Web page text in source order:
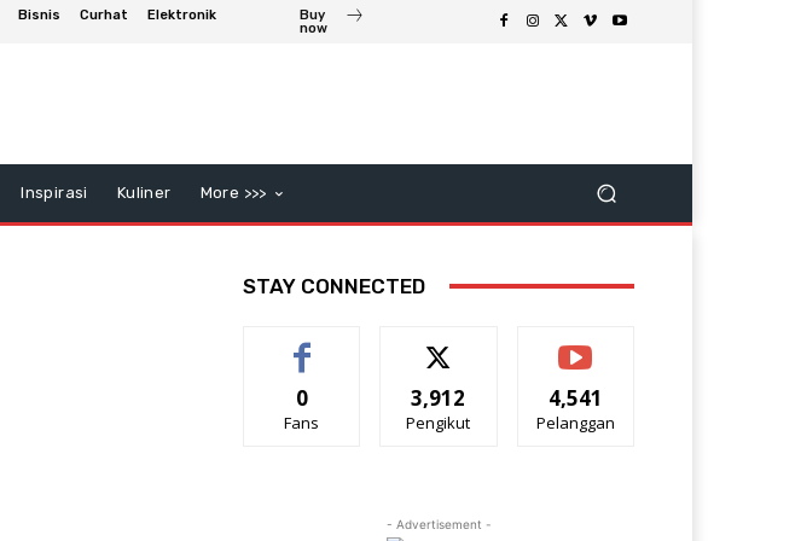
Bisnis Curhat
Elektronik
Buy
now
Inspirasi Kuliner More >>>
STAY CONNECTED
0
Fans
3,912
Pengikut
4,541
Pelanggan
- Advertisement -